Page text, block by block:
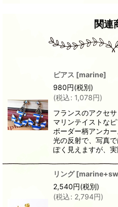
関連
ピアス [marine]
980円(税別)
(税込: 1,078円)
フランスのアクセ
マリンテイストな
ボーダー柄アンカ
光の反射で、写真
ぽく見えますが、
リング [
2,540円(税別)
(税込: 2,794円)